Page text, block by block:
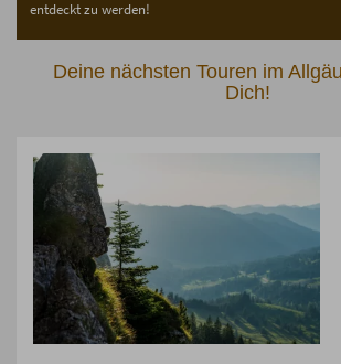
entdeckt zu werden!
Deine nächsten Touren im
Dich!